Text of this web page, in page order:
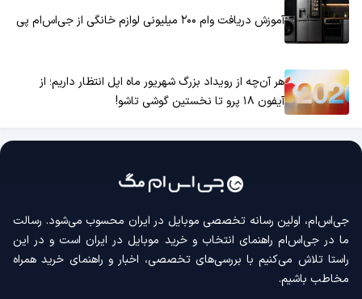
آموزش دریافت وام ۲۰۰ میلیونی لوازم خانگی از جی‌اس‌ام پی
هر آن‌چه از رویداد بزرگ شهریور ماه اپل انتظار داریم؛ از
آیفون ۱۸ پرو تا نخستین گوشی تاشو!
جی‌اس‌ام، اولین رسانه‌ تخصصی موبایل در ایران محسوب می‌شود. رسالت
ما در جی‌اس‌ام راهنمای انتخاب و خرید موبایل در ایران است و در این
راستا تلاش می‌کنیم با بررسی‌های تخصصی، اخبار و راهنمای خرید همراه
مخاطب باشیم.